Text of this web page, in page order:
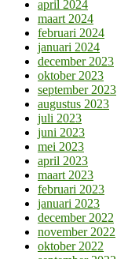
april 2024
maart 2024
februari 2024
januari 2024
december 2023
oktober 2023
september 2023
augustus 2023
juli 2023
juni 2023
mei 2023
april 2023
maart 2023
februari 2023
januari 2023
december 2022
november 2022
oktober 2022